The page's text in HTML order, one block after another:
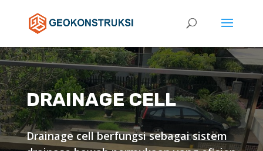
DRAINAGE CELL
Drainage cell berfungsi sebagai sistem